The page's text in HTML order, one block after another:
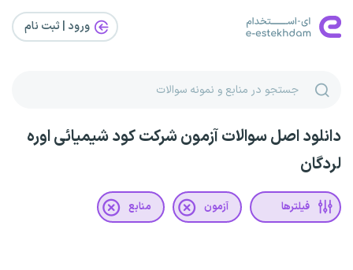
ورود | ثبت‌ نام
دانلود اصل سوالات آزمون شرکت کود شیمیائی اوره
لردگان
فیلترها آزمون منابع